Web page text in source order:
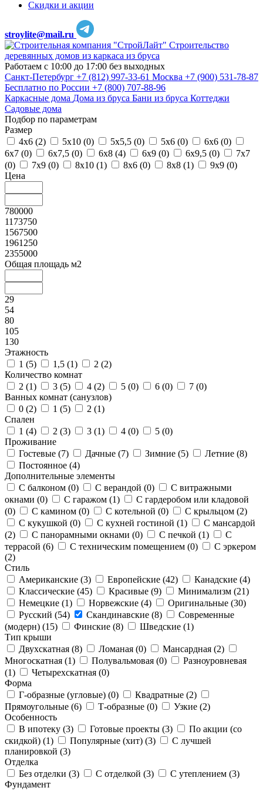
Скидки и акции
stroylite@mail.ru
Строительство
деревянных домов из каркаса из бруса
Работаем с 10:00 до 17:00 без выходных
Санкт-Петербург +7 (812) 997-33-61 Москва +7 (900) 531-78-87
Бесплатно по России +7 (800) 707-88-96
Каркасные дома Дома из бруса Бани из бруса Коттеджи
Садовые дома
Подбор по параметрам
Размер
4х6 (2) 5х10 (0) 5х5,5 (0) 5х6 (0) 6х6 (0)
6х7 (0) 6х7,5 (0) 6х8 (4) 6х9 (0) 6х9,5 (0)
7х7
(0) 7х9 (0) 8х10 (1) 8х6 (0) 8х8 (1) 9х9 (0)
Цена
780000
1173750
1567500
1961250
2355000
Общая площадь м2
29
54
80
105
130
Этажность
1 (5) 1,5 (1) 2 (2)
Количество комнат
2 (1) 3 (5) 4 (2) 5 (0) 6 (0) 7 (0)
Ванных комнат (санузлов)
0 (2) 1 (5) 2 (1)
Спален
1 (4) 2 (3) 3 (1) 4 (0) 5 (0)
Проживание
Гостевые (7) Дачные (7) Зимние (5) Летние (8)
Постоянное (4)
Дополнительные элементы
С балконом (0) С верандой (0)
С витражными
окнами (0) С гаражом (1)
С гардеробом или кладовой
(0) С камином (0) С котельной (0) С крыльцом (2)
С кукушкой (0) С кухней гостиной (1)
С мансардой
(2) С панорамными окнами (0) С печкой (1)
С
террасой (6) С техническим помещением (0)
С эркером
(2)
Стиль
Американские (3) Европейские (42) Канадские (4)
Классические (45) Красивые (9) Минимализм (21)
Немецкие (1) Норвежские (4) Оригинальные (30)
Русский (54) Скандинавские (8)
Современные
(модерн) (15) Финские (8) Шведские (1)
Тип крыши
Двухскатная (8) Ломаная (0) Мансардная (2)
Многоскатная (1) Полувальмовая (0)
Разноуровневая
(1) Четырехскатная (0)
Форма
Г-образные (угловые) (0) Квадратные (2)
Прямоугольные (6) Т-образные (0) Узкие (2)
Особенность
В ипотеку (3) Готовые проекты (3)
По акции (со
скидкой) (1) Популярные (хит) (3)
С лучшей
планировкой (3)
Отделка
Без отделки (3) С отделкой (3) С утеплением (3)
Фундамент